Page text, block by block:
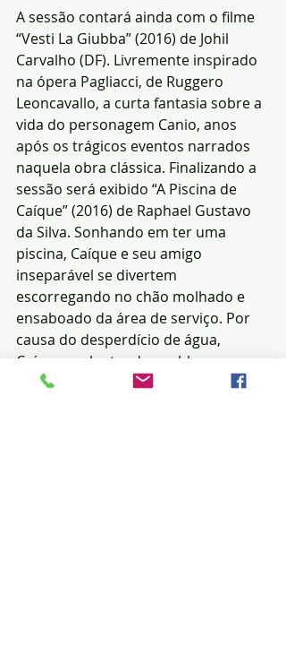
A sessão contará ainda com o filme
“Vesti La Giubba” (2016) de Johil
Carvalho (DF). Livremente inspirado
na ópera Pagliacci, de Ruggero
Leoncavallo, a curta fantasia sobre a
vida do personagem Canio, anos
após os trágicos eventos narrados
naquela obra clássica. Finalizando a
sessão será exibido “A Piscina de
Caíque” (2016) de Raphael Gustavo
da Silva. Sonhando em ter uma
piscina, Caíque e seu amigo
inseparável se divertem
escorregando no chão molhado e
ensaboado da área de serviço. Por
causa do desperdício de água,
Caíque acaba tendo problemas com
a mãe.